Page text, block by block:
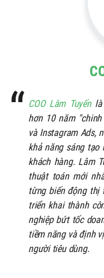
COO Lâm Tuyếnlà
hơn 10 năm
và Instagram Ads,
khả năng sáng
khách hàng. Lâm
thuật toán mới
từng biến động thị
triển khai thành
nghiệp bứt tốc
tiềm năng và định
người tiêu dùng.